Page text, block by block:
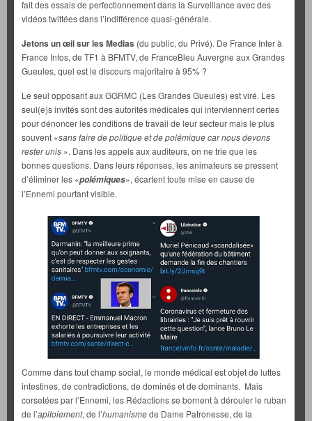
fait des essais de perfectionnement dans la Surveillance avec des
vidéos twittées dans l’indifférence quasi-générale.
Jetons un œil sur les Medias (du public, du Privé). De France Inter à
France Infos, de TF1 à BFMTV, de FranceBleu Auvergne aux Grandes
Gueules, quel est le discours majoritaire à 95% ?
Le seul opposant aux GGRMC (Les Grandes Gueules) est viré. Les
seul(e)s invités sont des autorités médicales qui interviennent certes
pour dénoncer les conditions de travail de leur secteur mais le plus
souvent «sans faire de politique et de polémique car nous devons
rester unis ». Dans les appels aux auditeurs, on ne trie que les
bonnes questions. Dans leurs réponses, les animateurs se pressent
d’éliminer les «polémiques», écartent toute mise en cause de
l’Ennemi pourtant visible.
Comme dans tout champ social, le monde médical est objet de luttes
intestines, de contradictions, de dominés et de dominants. Mais
corsetées par l’Ennemi, les Rédactions se bornent à dérouler le ruban
de l’apitoiement, de l’humanismede Dame Patronesse, de la